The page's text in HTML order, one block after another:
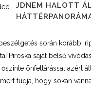
MAJDNEM HALOTT
során korábbi
Piroska saját belső
önfeltárással azért
mert tudja, hogy sokan